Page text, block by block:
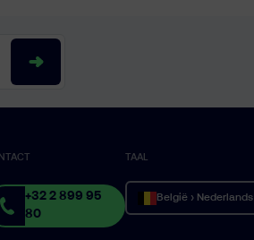
+32 2 899 95
80
TAAL
België › Nederlands